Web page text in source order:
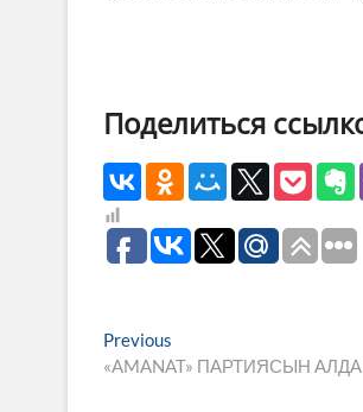
Поделиться
Навигация
по
Previous
post:
«AMANAT» ПАРТИЯСЫН